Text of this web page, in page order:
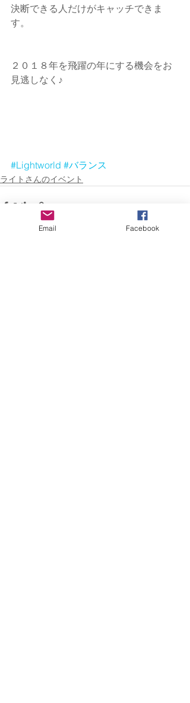
決断できる人だけがキャッチできま
す。
２０１８年を飛躍の年にする機会をお
見逃しなく♪
#Lightworld #バランス
ライトさんのイベント
Email Facebook